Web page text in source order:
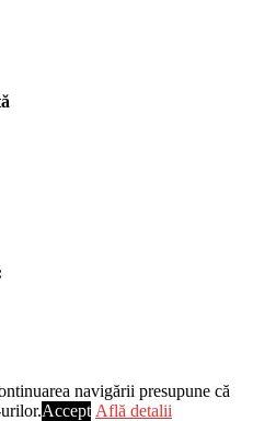
navigării presupune că
Accept Află detalii